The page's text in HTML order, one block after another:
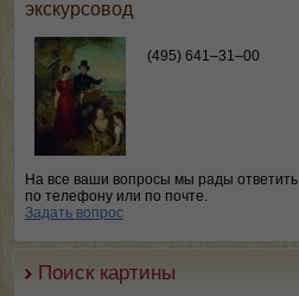
экскурсовод
(495) 641–31–00
На все ваши вопросы мы рады ответить
по телефону или по почте.
Задать вопрос
Поиск картины